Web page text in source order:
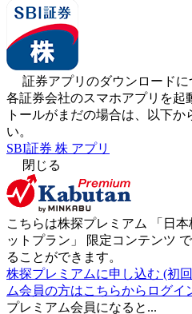
証券アプリのダウンロードに
各証券会社のスマホアプリを起
トールがまだの場合は、以下
い。
SBI証券 株 アプリ
閉じる
こちらは株探プレミアム 「 日
ットプラン 」 限定コンテンツ
ることができます。
株探プレミアムに申し込む (初
ム会員の方はこちらからログイ
プレミアム会員になると...